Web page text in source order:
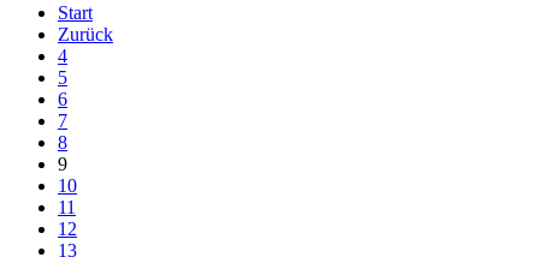
Start
Zurück
4
5
6
7
8
9
10
11
12
13